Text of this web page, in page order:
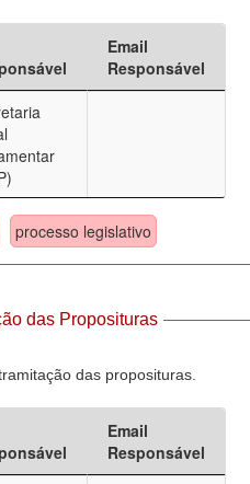
Email
Responsável
processo legislativo
das Proposituras
das proposituras.
Email
Responsável